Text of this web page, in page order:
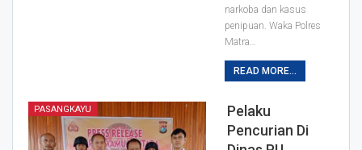
narkoba dan kasus
penipuan. Waka Polres
Matra…
READ MORE...
PASANGKAYU
Pelaku
Pencurian Di